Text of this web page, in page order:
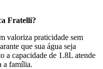
Fratelli?
valoriza praticidade sem
que sua água seja
a capacidade de 1.8L atende
a família.